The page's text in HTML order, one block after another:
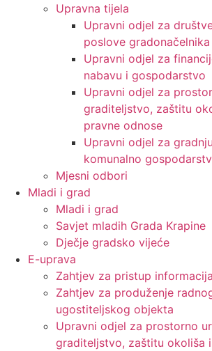
Upravna tijela
Upravni odjel za
poslove
Upravni odjel za
nabavu i gospodarstvo
Upravni odjel za
graditeljstvo, zaštitu
pravne odnose
Upravni odjel za
komunalno
Mjesni odbori
Mladi i grad
Mladi i grad
Savjet mladih Grada Krapine
Dječje gradsko vijeće
E-uprava
Zahtjev za pristup
Zahtjev za produženje
ugostiteljskog objekta
Upravni odjel za prostorno
graditeljstvo, zaštitu okoliša